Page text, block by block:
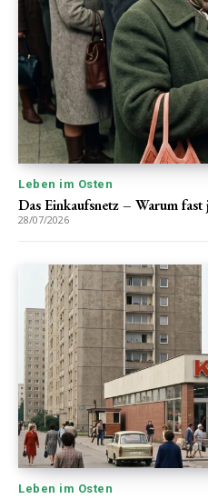
Leben im Osten
Das Einkaufsnetz – Warum
28/07/2026
Leben im Osten